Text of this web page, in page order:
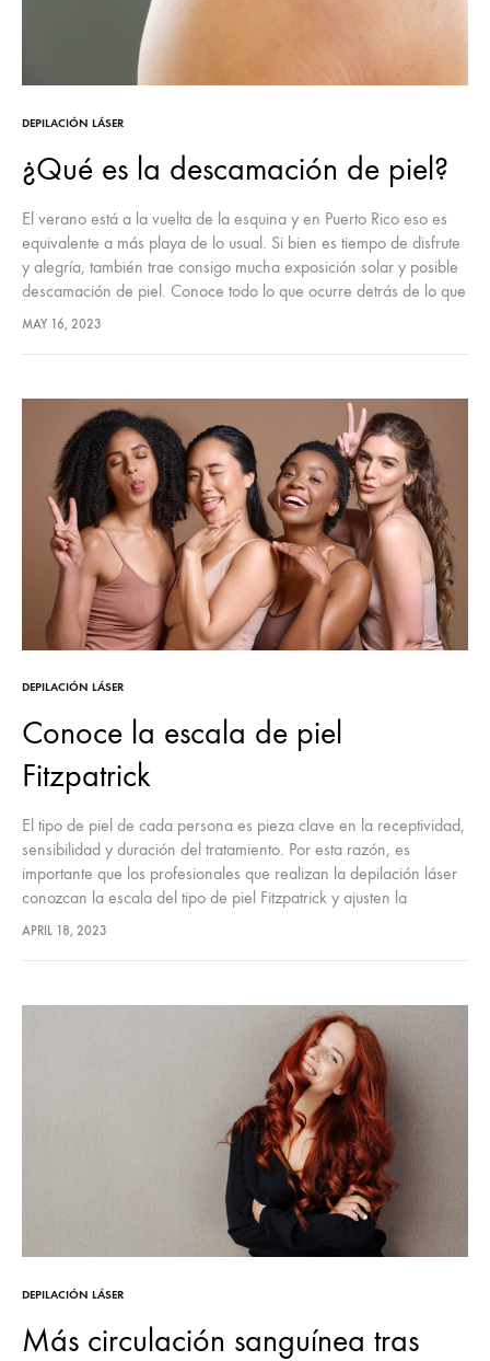
DEPILACIÓN LÁSER
¿Qué es la descamación de piel?
El verano está a la vuelta de la esquina y en Puerto Rico eso es
equivalente a más playa de lo usual. Si bien es tiempo de disfrute
y alegría, también trae consigo mucha exposición solar y posible
descamación de piel. Conoce todo lo que ocurre detrás de lo que
vemos como peladuras de piel y por qué es importante
MAY 16, 2023
DEPILACIÓN LÁSER
Conoce la escala de piel
Fitzpatrick
El tipo de piel de cada persona es pieza clave en la receptividad,
sensibilidad y duración del tratamiento. Por esta razón, es
importante que los profesionales que realizan la depilación láser
conozcan la escala del tipo de piel Fitzpatrick y ajusten la
intensidad del láser según corresponda para lograr los mejores
APRIL 18, 2023
DEPILACIÓN LÁSER
Más circulación sanguínea tras